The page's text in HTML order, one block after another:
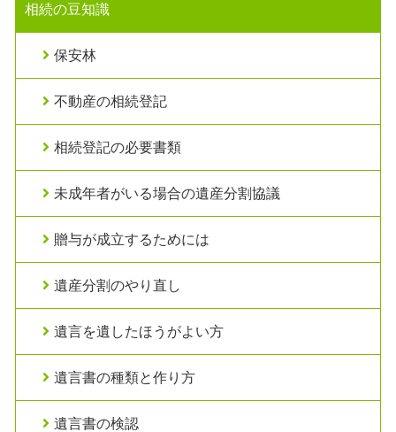
相続の豆知識
保安林
不動産の相続登記
相続登記の必要書類
未成年者がいる場合の遺産分割協議
贈与が成立するためには
遺産分割のやり直し
遺言を遺したほうがよい方
遺言書の種類と作り方
遺言書の検認